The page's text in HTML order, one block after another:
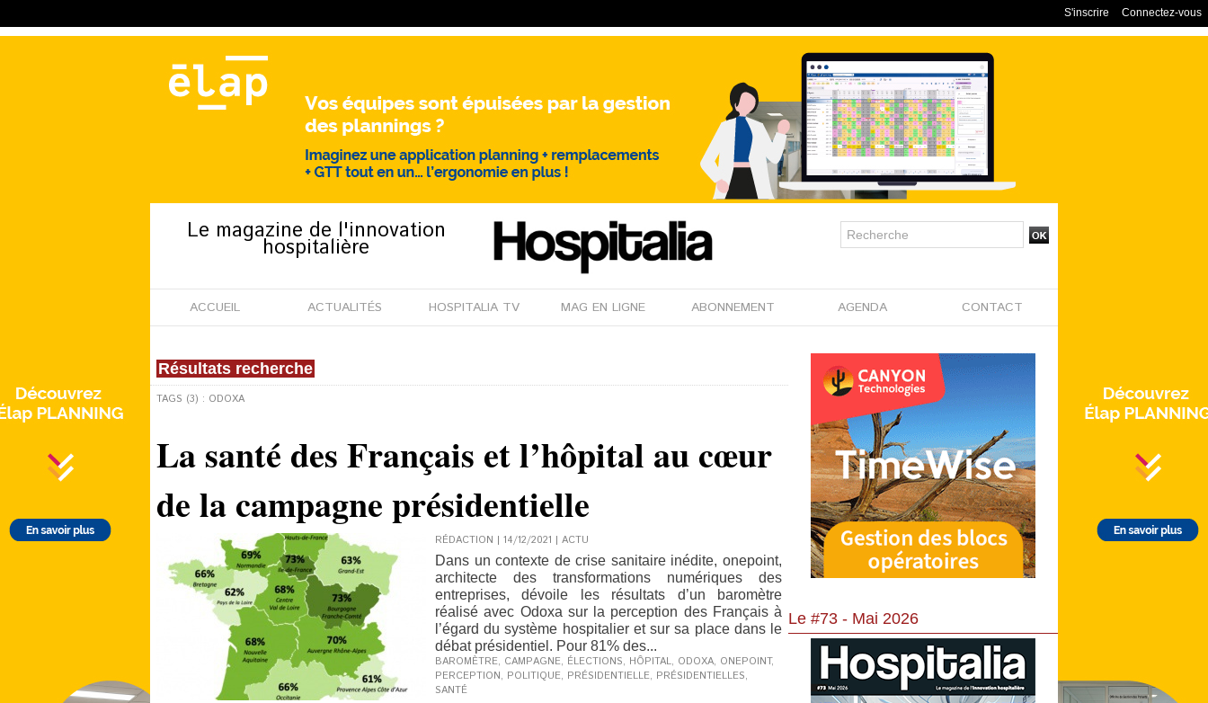
Connectez-vous
S'inscrire
Le magazine de l'innovation
hospitalière
ACCUEIL ACTUALITÉS HOSPITALIA TV MAG EN LIGNE ABONNEMENT AGENDA CONTACT
Résultats recherche
TAGS (3) : ODOXA
La santé des Français et l’hôpital au cœur
de la campagne présidentielle
RÉDACTION | 14/12/2021 | ACTU
Dans un contexte de crise sanitaire inédite, onepoint,
architecte des transformations numériques des
entreprises, dévoile les résultats d’un baromètre
réalisé avec Odoxa sur la perception des Français à
l’égard du système hospitalier et sur sa place dans le
débat présidentiel. Pour 81% des...
BAROMÈTRE, CAMPAGNE, ÉLECTIONS, HÔPITAL, ODOXA, ONEPOINT,
PERCEPTION, POLITIQUE, PRÉSIDENTIELLE, PRÉSIDENTIELLES,
SANTÉ
Le #73 - Mai 2026